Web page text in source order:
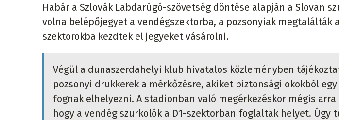
Habár a Szlovák Labdarúgó-szövetség döntése alapján a Slovan
volna belépőjegyet a vendégszektorba, a pozsonyiak megtalálták
szektorokba kezdtek el jegyeket vásárolni.
Végül a dunaszerdahelyi klub hivatalos közleményben
pozsonyi drukkerek a mérkőzésre, akiket biztonsági okokból
fognak elhelyezni. A stadionban való megérkezéskor mégis
hogy a vendég szurkolók a D1-szektorban foglaltak helyet. Úgy